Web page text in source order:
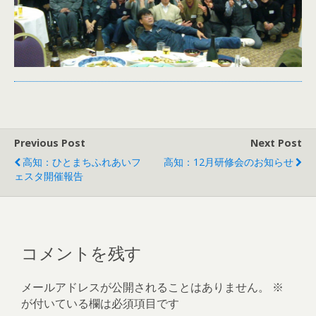
Previous Post
高知：ひとまちふれあいフ
ェスタ開催報告
Next Post
高知：12月研修会のお知らせ
コメントを残す
メールアドレスが公開されることはありません。
※
が付いている欄は必須項目です